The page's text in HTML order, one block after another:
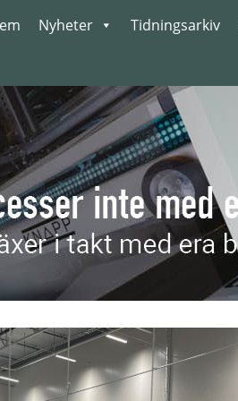
Nyheter Tidningsarkiv